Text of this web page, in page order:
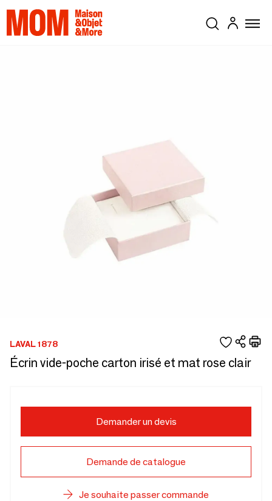
LAVAL 1878
Écrin vide-poche carton irisé et mat rose clair
Demander un devis
Demande de catalogue
Je souhaite passer commande